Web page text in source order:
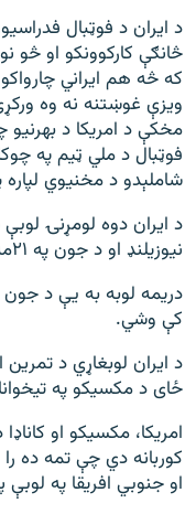
د ایران د فوټبال
څانګې کارکوونکو او څو
که څه هم ایراني
ویزې غوښتنه نه وه
مخکې د امریکا د بهرنیو
فوټبال د ملي ټیم په
شاملېدو د مخنیوي
نیوزیلنډ او د جون په ۲۱مه د بلجیم په وړاندې دي.
کې وشي.
د ایران لوبغاړي د تمرین
ځای د مکسیکو په
او جنوبي افریقا په